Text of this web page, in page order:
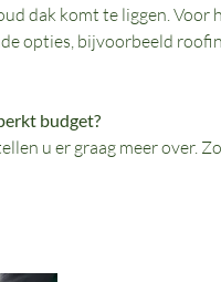
dak komt te liggen. Voor
opties, bijvoorbeeld
budget?
u er graag meer over.